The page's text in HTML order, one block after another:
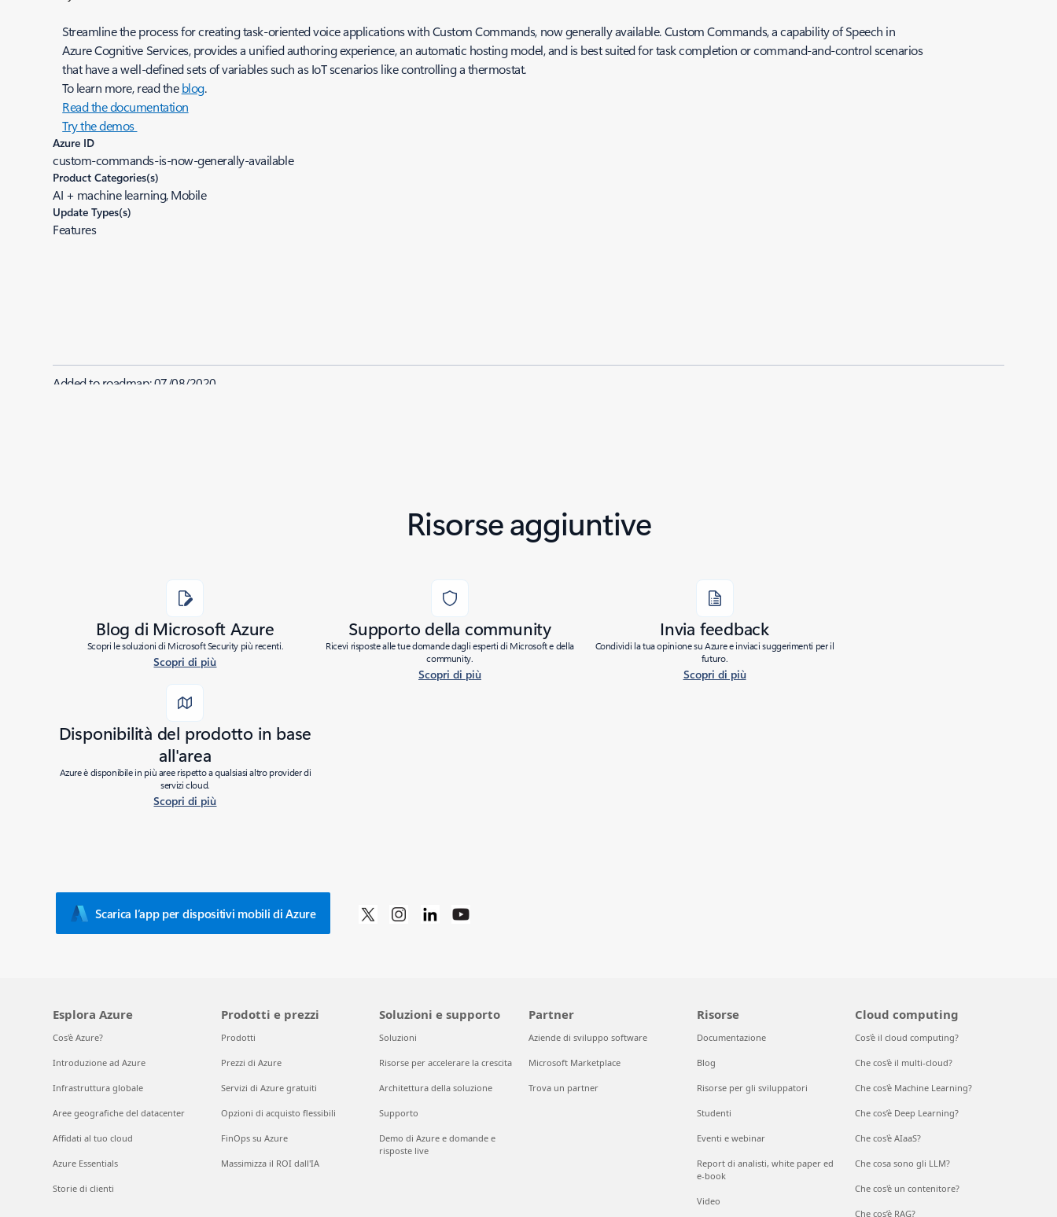
Streamline the process for creating task-oriented voice applications with Custom Commands, now generally available. Custom Commands, a capability of Speech in
Azure Cognitive Services, provides a unified authoring experience, an automatic hosting model, and is best suited for task completion or command-and-control scenarios
that have a well-defined sets of variables such as IoT scenarios like controlling a thermostat.
To learn more, read theblog.
Read the documentation
Try the demos
Azure ID
custom-commands-is-now-generally-available
Product Categories(s)
AI + machine learning, Mobile
Update Types(s)
Features
Added to roadmap:07/08/2020
Risorse aggiuntive
Blog di Microsoft Azure
Scopri le soluzioni di Microsoft Security più recenti.
Scopri di più
Supporto della community
Ricevi risposte alle tue domande dagli esperti di Microsoft e della
community.
Scopri di più
Invia feedback
Condividi la tua opinione su Azure e inviaci suggerimenti per il
futuro.
Scopri di più
Disponibilità del prodotto in base
all'area
Azure è disponibile in più aree rispetto a qualsiasi altro provider di
servizi cloud.
Scopri di più
Scarica l’app per dispositivi mobili di Azure
Esplora Azure
Cos'è Azure?
Introduzione ad Azure
Infrastruttura globale
Aree geografiche del datacenter
Affidati al tuo cloud
Azure Essentials
Storie di clienti
Prodotti e prezzi
Prodotti
Prezzi di Azure
Servizi di Azure gratuiti
Opzioni di acquisto flessibili
FinOps su Azure
Massimizza il ROI dall'IA
Soluzioni e supporto
Soluzioni
Risorse per accelerare la crescita
Architettura della soluzione
Supporto
Demo di Azure e domande e
risposte live
Partner
Aziende di sviluppo software
Microsoft Marketplace
Trova un partner
Risorse
Documentazione
Blog
Risorse per gli sviluppatori
Studenti
Eventi e webinar
Report di analisti, white paper ed
e-book
Video
Cloud computing
Cos'è il cloud computing?
Che cos'è il multi-cloud?
Che cos'è Machine Learning?
Che cos’è Deep Learning?
Che cos'è AIaaS?
Che cosa sono gli LLM?
Che cos'è un contenitore?
Che cos’è RAG?